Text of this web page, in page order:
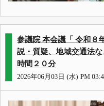
参議院 本会議「 令和８
説・質疑、地域交通法
時間２０分
2026年06月03日 (水) PM